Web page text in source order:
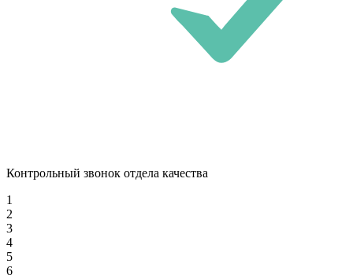
Контрольный звонок отдела качества
1
2
3
4
5
6